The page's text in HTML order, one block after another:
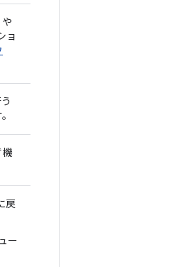
ョ
機
戻
ー